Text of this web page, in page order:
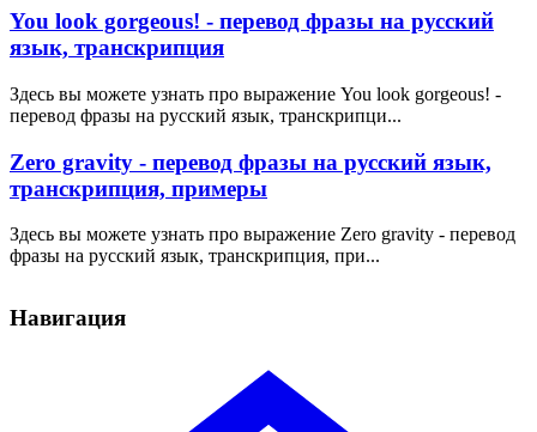
You look gorgeous! - перевод фразы на русский
язык, транскрипция
Здесь вы можете узнать про выражение You look gorgeous! -
перевод фразы на русский язык, транскрипци...
Zero gravity - перевод фразы на русский язык,
транскрипция, примеры
Здесь вы можете узнать про выражение Zero gravity - перевод
фразы на русский язык, транскрипция, при...
Навигация